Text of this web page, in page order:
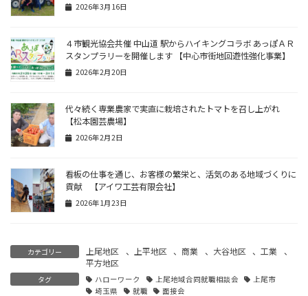
2026年3月16日
４市観光協会共催 中山道 駅からハイキングコラボ あっぽＡＲ
スタンプラリーを開催します 【中心市街地回遊性強化事業】
2026年2月20日
代々続く専業農家で実直に栽培されたトマトを召し上がれ
【松本園芸農場】
2026年2月2日
看板の仕事を通じ、お客様の繁栄と、活気のある地域づくりに
貢献 【アイワ工芸有限会社】
2026年1月23日
カテゴリー 上尾地区 、 上平地区 、商業 、 大谷地区 、工業
、
平方地区
タグ ハローワーク 上尾地域合同就職相談会
上尾市
埼玉県
就職 面接会